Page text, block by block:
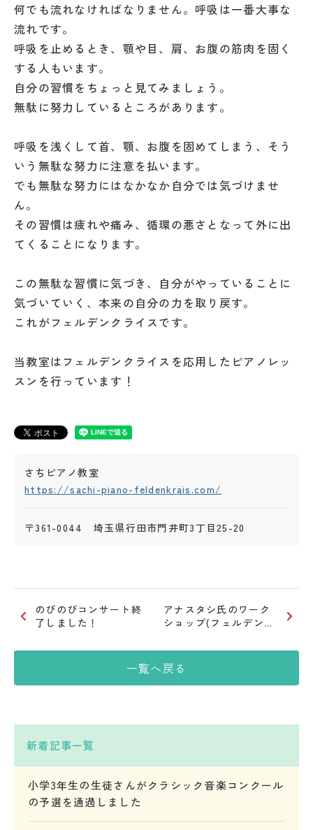
何でも流れなければなりません。呼吸は一番大事な
流れです。
呼吸を止めるとき、顎や目、肩、お腹の筋肉を固く
する人もいます。
自分の習慣をちょっと見てみましょう。
無駄に努力しているところがあります。
呼吸を浅くして首、顎、お腹を固めてしまう、そう
いう無駄な努力に注意を払います。
でも無駄な努力にはなかなか自分では気づけませ
ん。
その習慣は疲れや痛み、循環の悪さとなって外に出
てくることになります。
この無駄な習慣に気づき、自分がやっていることに
気づいていく、本来の自分の力を取り戻す。
これがフェルデンクライスです。
当教室はフェルデンクライスを応用したピアノレッ
スンを行っています！
さちピアノ教室
https://sachi-piano-feldenkrais.com/
〒361-0044 埼玉県行田市門井町3丁目25-20
のびのびコンサート終
了しました！
アナスタシ氏のワーク
ショップ(フェルデン…
一覧へ戻る
新着記事一覧
小学3年生の生徒さんがクラシック音楽コンクール
の予選を通過しました